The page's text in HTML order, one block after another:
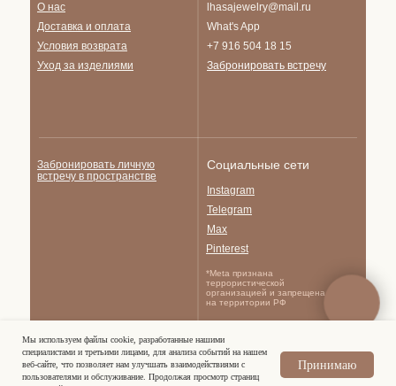
Мы используем файлы cookie, разработанные нашими
специалистами и третьими лицами, для анализа событий на нашем
веб-сайте, что позволяет нам улучшать взаимодействиями с
пользователями и обслуживание. Продолжая просмотр страниц
Принимаю
О нас
Доставка и оплата
Условия возврата
Уход за изделиями
Политика
конфиденциальности
© Lhasajewelry.com,
2026.
All Rights Reserved.
*Meta признана
террористической
организацией и запрещена
на территории РФ
lhasajewelry@mail.ru
What's App
Публичная оферта
+7 916 504 18 15
Забронировать встречу
Instagram
Социальные сети
Telegram
Max
Pinterest
Согласие на рекламную рассылку
Забронировать личную
встречу в пространстве